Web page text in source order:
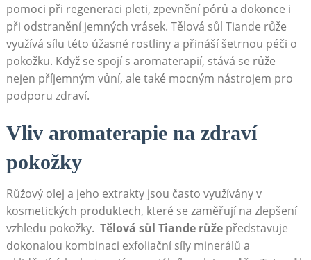
pomoci při ‍regeneraci pleti, zpevnění pórů a dokonce i
při odstranění jemných ⁣vrásek. Tělová sůl ⁤Tiande růže
využívá sílu této úžasné‌ rostliny a přináší šetrnou péči o
pokožku. Když se spojí ‍s aromaterapií, stává⁣ se růže
nejen příjemným vůní, ale také mocným nástrojem⁤ pro
podporu zdraví.
Vliv aromaterapie⁤ na zdraví
pokožky
Růžový olej ⁣a jeho extrakty jsou často využívány v
kosmetických produktech, které se zaměřují na zlepšení
vzhledu pokožky. ‌ Tělová sůl Tiande růžepředstavuje⁣
dokonalou kombinaci exfoliační síly minerálů‍ a‍